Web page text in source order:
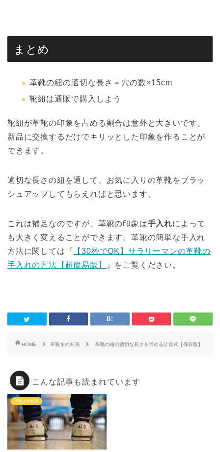
まとめ
革靴の紐の適切な長さ＝穴の数×15cm
靴紐は通販で購入しよう
靴紐が革靴の印象を占める割合は意外と大きいです。
新品に交換するだけでキリッとした印象を作ることが
できます。
適切な長さの紐を通して、お気に入りの革靴をブラッ
シュアップしてもらえればと思います。
これは補足なのですが、革靴の印象は手入れによって
も大きく変えることができます。革靴の簡単な手入れ
方法に関しては『 【30秒でOK】サラリーマンの革靴の
手入れの方法【超簡易版】
』をご覧ください。
HOME 革靴まめ知識 革靴の紐の適切な長さを求める計算式【保存版】
こんな記事も読まれています
革靴まめ知識